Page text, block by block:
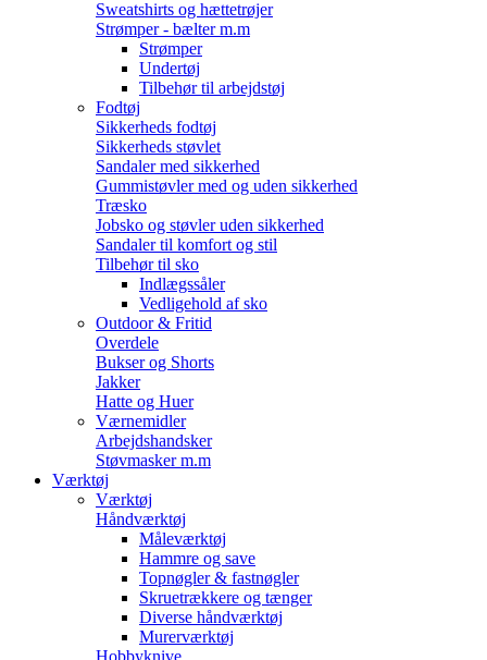
Sweatshirts og hættetrøjer
Strømper - bælter m.m
Strømper
Undertøj
Tilbehør til arbejdstøj
Fodtøj
Sikkerheds fodtøj
Sikkerheds støvlet
Sandaler med sikkerhed
Gummistøvler med og uden sikkerhed
Træsko
Jobsko og støvler uden sikkerhed
Sandaler til komfort og stil
Tilbehør til sko
Indlægssåler
Vedligehold af sko
Outdoor & Fritid
Overdele
Bukser og Shorts
Jakker
Hatte og Huer
Værnemidler
Arbejdshandsker
Støvmasker m.m
Værktøj
Værktøj
Håndværktøj
Måleværktøj
Hammre og save
Topnøgler & fastnøgler
Skruetrækkere og tænger
Diverse håndværktøj
Murerværktøj
Hobbyknive